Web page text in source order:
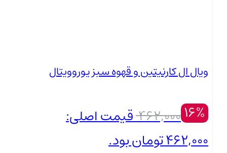
ویال ال کارنیتین و قهوه سبز یوروویتال
16%
462,000 قیمت اصلی:
462,000 تومان بود.